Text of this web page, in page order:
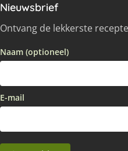
Nieuwsbrief
Ontvang de lekkerste
Naam (optioneel)
E-mail